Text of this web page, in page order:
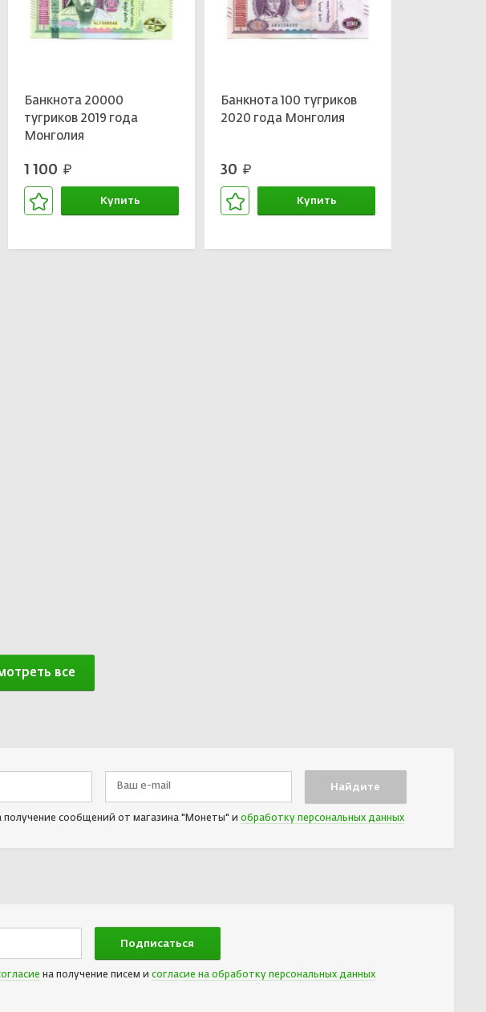
Банкнота 20000
тугриков 2019 года
Монголия
1 100 руб.
Купить
Банкнота 100 тугриков
2020 года Монголия
30 руб.
Купить
все
получение сообщений от магазина "Монеты" и обработку персональных данных
на получение писем и согласие на обработку персональных данных